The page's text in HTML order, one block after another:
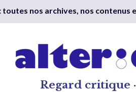
nos archives, nos contenus
Regard critique